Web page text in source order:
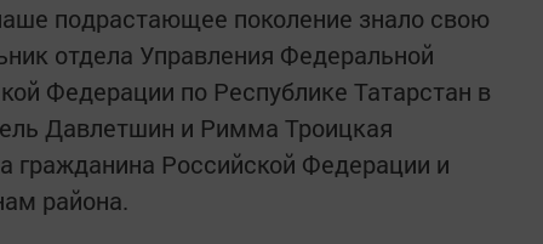
подрастающее поколение знало свою
отдела Управления Федеральной
Федерации по Республике Татарстан в
Давлетшин и Римма Троицкая
гражданина Российской Федерации и
района.